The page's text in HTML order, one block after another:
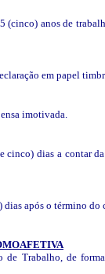
(cinco) anos de
em papel
imotivada.
dias a contar
após o término
Trabalho, de